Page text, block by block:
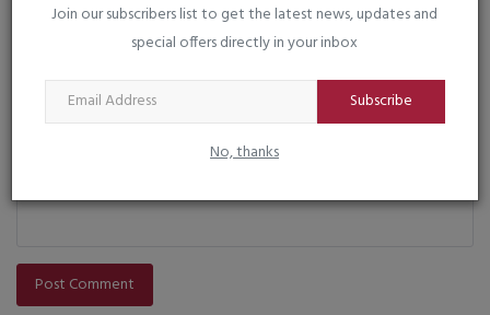
Join our subscribers list to get the latest news, updates and
special offers directly in your inbox
Subscribe
No, thanks
Email
Comment
Post Comment